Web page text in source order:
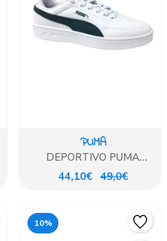
PUMA
DEPORTIVO PUMA
BLANCO VERDE CORDON
44,10€ 49,0€
10%